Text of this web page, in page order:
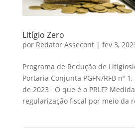
Litígio Zero
por Redator Assecont| fev 3,
Programa de Redução de
Portaria Conjunta PGFN/RFB nº
de 2023 O que é o PRLF?
regularização fiscal por meio da